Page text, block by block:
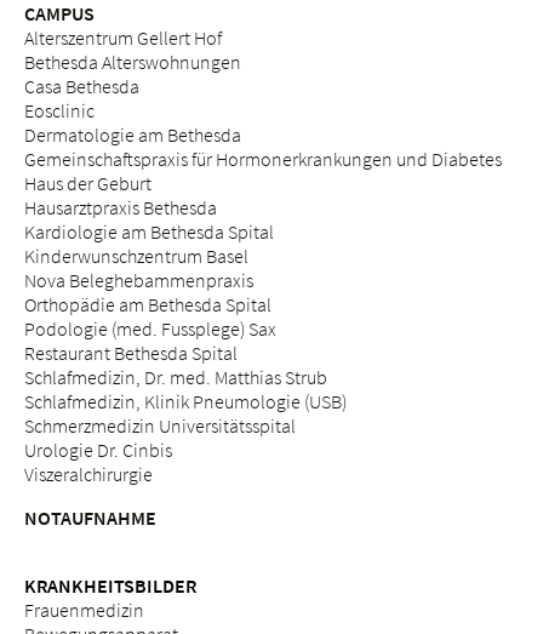
CAMPUS
Alterszentrum Gellert Hof
Bethesda Alterswohnungen
Casa Bethesda
Eosclinic
Dermatologie am Bethesda
Gemeinschaftspraxis für Hormonerkrankungen und Diabetes
Haus der Geburt
Hausarztpraxis Bethesda
Kardiologie am Bethesda Spital
Kinderwunschzentrum Basel
Nova Beleghebammenpraxis
Orthopädie am Bethesda Spital
Podologie (med. Fussplege) Sax
Restaurant Bethesda Spital
Schlafmedizin, Dr. med. Matthias Strub
Schlafmedizin, Klinik Pneumologie (USB)
Schmerzmedizin Universitätsspital
Urologie Dr. Cinbis
Viszeralchirurgie
NOTAUFNAHME
KRANKHEITSBILDER
Frauenmedizin